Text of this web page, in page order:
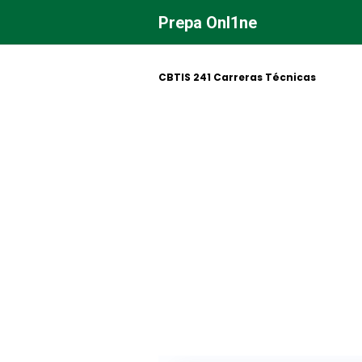
contenido
Prepa Onl1ne
CBTIS 241 Carreras Técnicas